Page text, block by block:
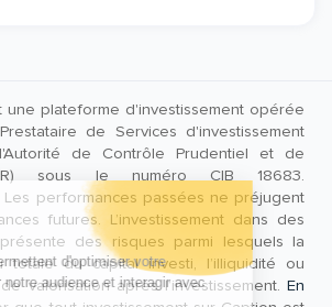
une plateforme d'investissement opérée
de Services d'investissement
de Contrôle Prudentiel et de
sous le numéro CIB 18683.
: Les performances passées ne préjugent
futures. L’investissement dans des
des risques parmi lesquels la
du capital investi, l’illiquidité ou
valorisation après l’investissement. En